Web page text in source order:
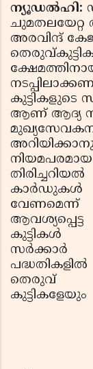
ന്യൂഡല്‍ഹി:
ചുമതലയേറ്റ
അരവിന്ദ്
ആണ് ആദ്യ
നിയമപരമായ
തിരിച്ചറിയല്‍
കാര്‍ഡുകള്‍
വേണമെന്ന്
ആവശ്യപ്പെട്ട
കുട്ടികള്‍
സര്‍ക്കാര്‍
പദ്ധതികളില്‍
തെരുവ്
കുട്ടികളേയും